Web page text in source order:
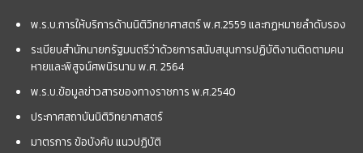
พ.ร.บ.การให้บริการด้านนิติวิทยาศาสตร์ พ.ศ.2559 และกฏหมายลำดับรอง
ระเบียบสำนักนายกรัฐมนตรีว่าด้วยการสนับสนุนการปฏิบัติงานติดตามคน
หายและพิสูจน์ศพนิรนาม พ.ศ. 2564
พ.ร.บ.ข้อมูลข่าวสารของทางราชการ พ.ศ.2540
ประกาศสถาบันนิติวิทยาศาสตร์
มาตรการ ข้อบังคับ แนวปฏิบัติ